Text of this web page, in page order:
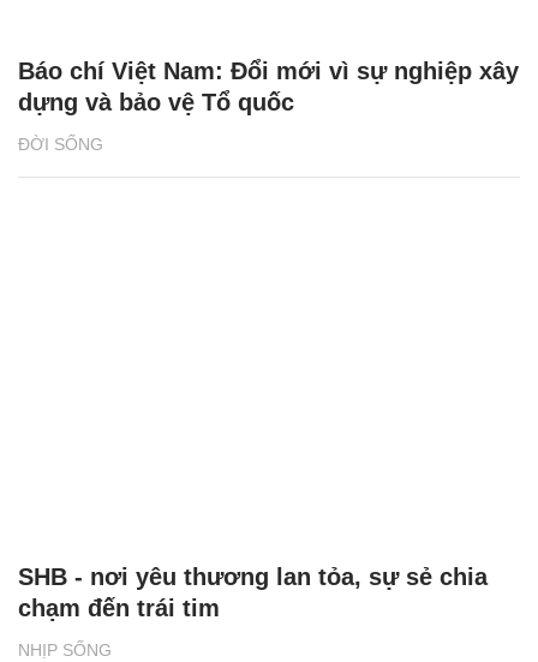
ĐỜI SỐNG
Báo chí Việt Nam: Đổi mới vì sự nghiệp xây
dựng và bảo vệ Tổ quốc
NHỊP SỐNG
SHB - nơi yêu thương lan tỏa, sự sẻ chia
chạm đến trái tim